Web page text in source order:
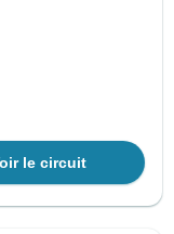
le circuit